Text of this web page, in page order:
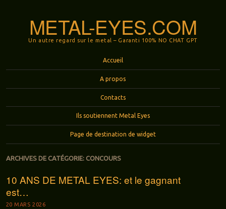
METAL-EYES.COM
Un autre regard sur le metal – Garanti 100% NO CHAT GPT
Accueil
A propos
Contacts
Ils soutiennent Metal Eyes
Page de destination de widget
ARCHIVES DE CATÉGORIE: CONCOURS
10 ANS DE METAL EYES: et le gagnant
est…
20 MARS 2026